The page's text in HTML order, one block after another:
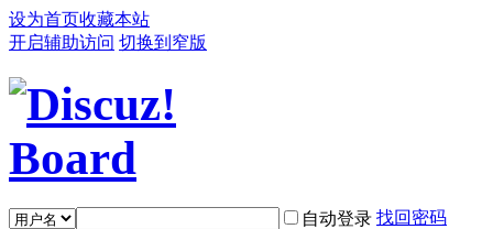
设为首页收藏本站
开启辅助访问 切换到窄版
自动登录 找回密码